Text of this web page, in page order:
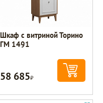
Шкаф с витриной Торино
ГМ 1491
58 685Р